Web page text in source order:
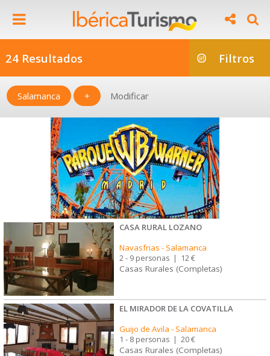
24 Resultados Filtros
Salamanca + Modificar
CASA RURAL LOZANO
Navasfrias - Salamanca
2 - 9 personas | 12 €
Casas Rurales (Completas)
EL MIRADOR DE LA COVATILLA
Guijo de Avila - Salamanca
1 - 8 personas | 20 €
Casas Rurales (Completas)